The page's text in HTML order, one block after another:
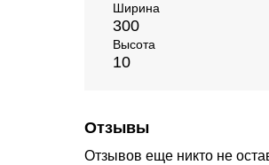
Ширина
300
Высота
10
Отзывы
Отзывов еще никто не